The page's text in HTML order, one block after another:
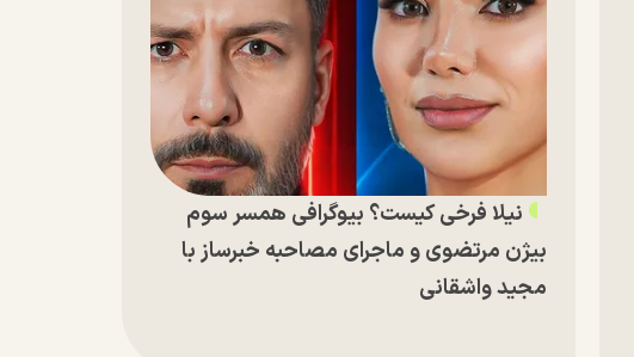
نیلا فرخی کیست؟ بیوگرافی همسر سوم
بیژن مرتضوی و ماجرای مصاحبه خبرساز با
مجید واشقانی